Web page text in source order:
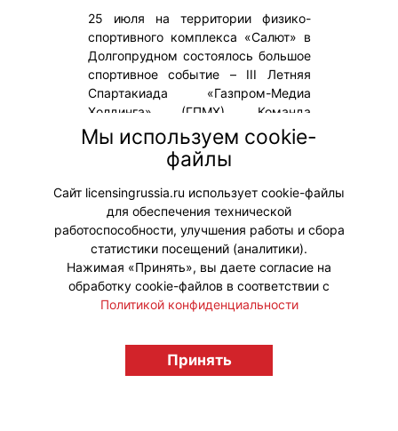
25 июля на территории физико-
спортивного комплекса «Салют» в
Долгопрудном состоялось большое
спортивное событие – III Летняя
Спартакиада «Газпром-Медиа
Холдинга» (ГПМХ). Команда
анимационной компании «ЯРКО»
(входит в «Газпром-Медиа
Холдинг») приняла активное
участие в мероприятии.
#ПродвижениеБренда
licensingrussia.ru, 2009-2026 12+
Мы используем cookie-
файлы
Сайт licensingrussia.ru использует cookie-файлы
для обеспечения технической
работоспособности, улучшения работы и сбора
статистики посещений (аналитики).
Нажимая «Принять», вы даете согласие на
обработку cookie-файлов в соответствии с
Политикой конфиденциальности
Принять